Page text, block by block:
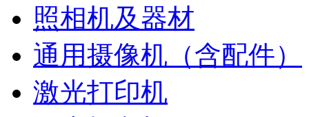
照相机及器材
通用摄像机（含配件）
激光打印机